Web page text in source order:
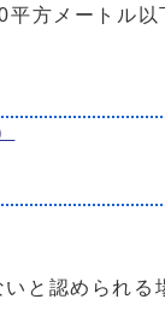
方メートル以
と認められる